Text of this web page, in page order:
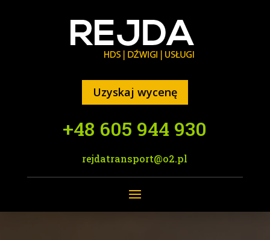
Uzyskaj wycenę
+48 605 944 930
rejdatransport@o2.pl